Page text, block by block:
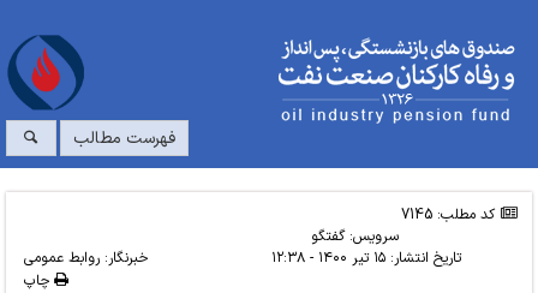
فهرست مطالب
کد مطلب: 7145
سرویس:گفتگو
تاریخ انتشار: ۱۵ تیر ۱۴۰۰ - ۱۲:۳۸
خبرنگار: روابط عمومی
چاپ